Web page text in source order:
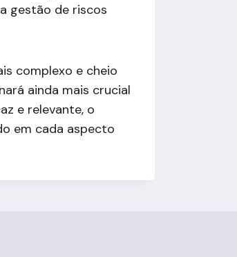
gestão de riscos
complexo e cheio
ainda mais crucial
e relevante, o
em cada aspecto